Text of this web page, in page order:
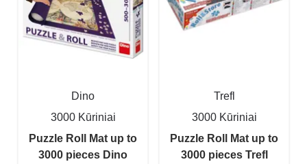
Dino
3000 Kūriniai
Puzzle Roll Mat up to
3000 pieces Dino
Trefl
3000 Kūriniai
Puzzle Roll Mat up to
3000 pieces Trefl